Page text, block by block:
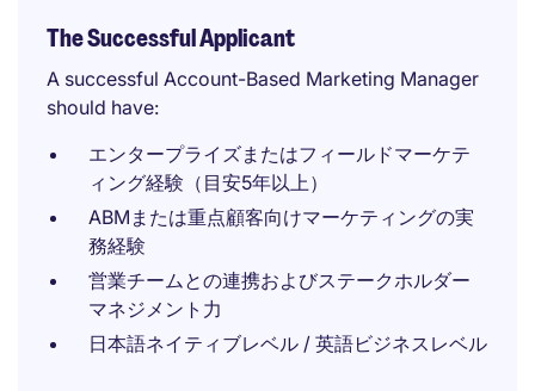
The Successful Applicant
A successful Account-Based Marketing Manager
should have:
エンタープライズまたはフィールドマーケテ
ィング経験（目安5年以上）
ABMまたは重点顧客向けマーケティングの実
務経験
営業チームとの連携およびステークホルダー
マネジメント力
日本語ネイティブレベル / 英語ビジネスレベル